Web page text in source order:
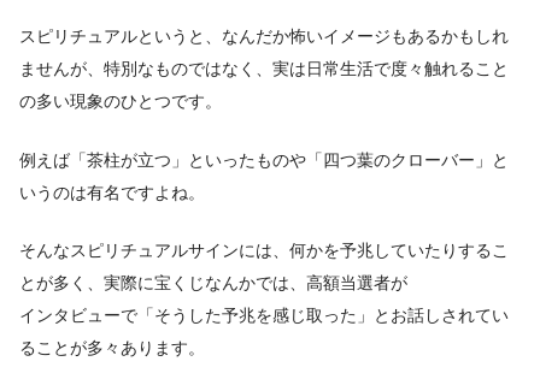
スピリチュアルというと、なんだか怖いイメージもあるかもしれ
ませんが、特別なものではなく、実は日常生活で度々触れること
の多い現象のひとつです。
例えば「茶柱が立つ」といったものや「四つ葉のクローバー」と
いうのは有名ですよね。
そんなスピリチュアルサインには、何かを予兆していたりするこ
とが多く、実際に宝くじなんかでは、高額当選者が
インタビューで「そうした予兆を感じ取った」とお話しされてい
ることが多々あります。